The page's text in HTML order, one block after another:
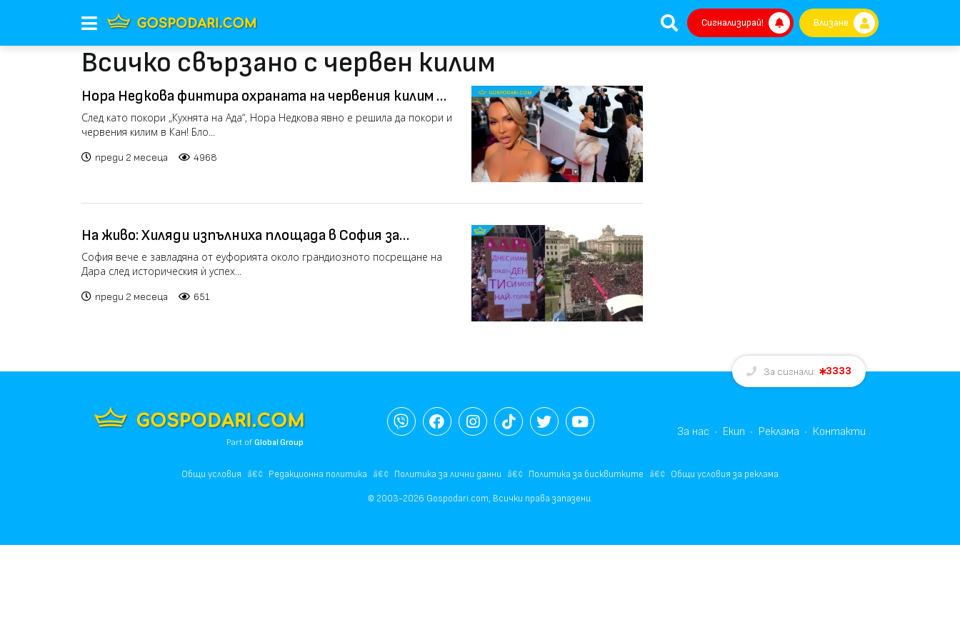
Сигнализирай! Влизане
Всичко свързано с червен килим
Нора Недкова финтира охраната на червения килим в
Кан (видео)
След като покори „Кухнята на Ада“, Нора Недкова явно е решила да покори и
червения килим в Кан! Бло...
преди 2 месеца 4968
На живо: Хиляди изпълниха площада в София за
посрещането на Дара
София вече е завладяна от еуфорията около грандиозното посрещане на
Дара след историческия ѝ успех...
преди 2 месеца 651
За сигнали: 3333
Part ofGlobal Group
За нас Екип Реклама Контакти
Общи условия Редакционна политика Политика за лични данни Политика за бисквитките Общи условия за реклама
© 2003-2026 Gospodari.com, Всички права запазени.